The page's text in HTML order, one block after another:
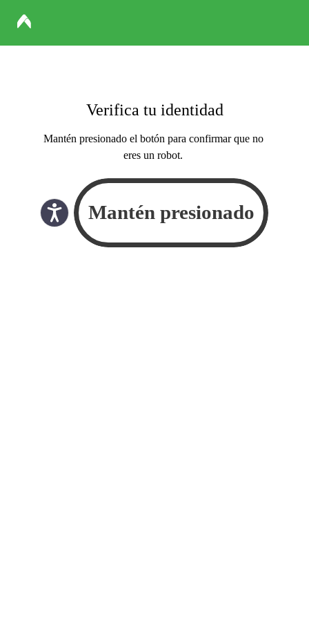
Verifica tu identidad
Mantén presionado el botón para confirmar que no
eres un robot.